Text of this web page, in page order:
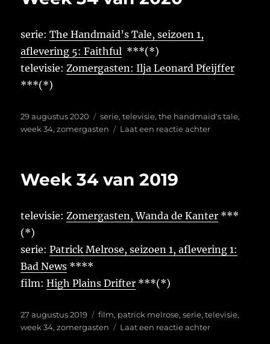
serie:The Handmaid’s Tale, seizoen 1,
aflevering 5: Faithful ***(*)
televisie:Zomergasten: Ilja Leonard Pfeijffer
***(*)
Geplaatst
op
29 augustus 2020 Tags
serie,televisie,the handmaid's tale,
week 34,zomergasten Laat een reactie achterop
Week 34 van 2019
televisie:Zomergasten, Wanda de Kanter ***
(*)
serie:Patrick Melrose, seizoen 1, aflevering 1:
Bad News ****
film:High Plains Drifter ***(*)
Geplaatst
op
27 augustus 2019 Tags
film, patrick melrose,serie,televisie,
week 34,zomergasten Laat een reactie achterop